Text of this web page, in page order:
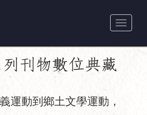
Toggle
刊物數位典藏
運動到鄉土文學運動，